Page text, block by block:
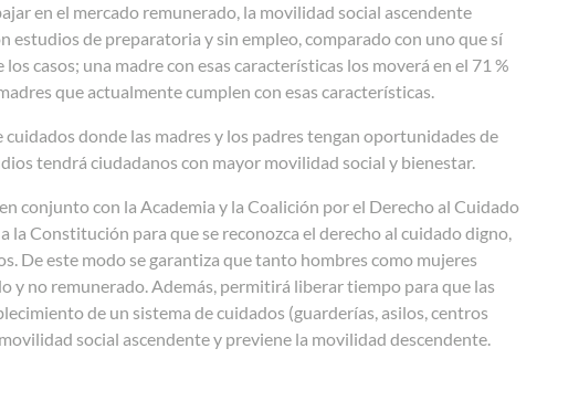
en el mercado remunerado, la movilidad social ascendente
estudios de preparatoria y sin empleo, comparado con uno que sí
casos; una madre con esas características los moverá en el 71 %
que actualmente cumplen con esas características.
donde las madres y los padres tengan oportunidades de
tendrá ciudadanos con mayor movilidad social y bienestar.
conjunto con la Academia y la Coalición por el Derecho al Cuidado
Constitución para que se reconozca el derecho al cuidado digno,
De este modo se garantiza que tanto hombres como mujeres
no remunerado. Además, permitirá liberar tiempo para que las
de un sistema de cuidados (guarderías, asilos, centros
social ascendente y previene la movilidad descendente.